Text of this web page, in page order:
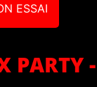
ESSAI
PARTY -